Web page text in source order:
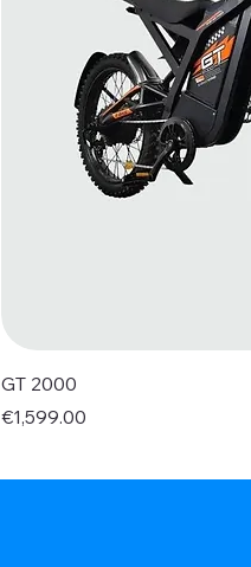
GT 2000
Price
€1,599.00